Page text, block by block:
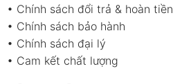
• Chính sách đổi trả & hoàn tiền
• Chính sách bảo hành
• Chính sách đại lý
• Cam kết chất lượng